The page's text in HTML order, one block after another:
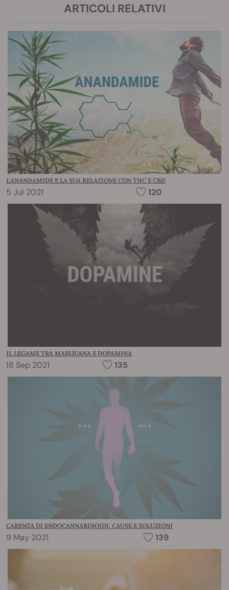
ARTICOLI RELATIVI
L’ANANDAMIDE E LA SUA RELAZIONE CON THC E CBD
5 Jul 2021 120
IL LEGAME TRA MARIJUANA E DOPAMINA
18 Sep 2021 135
CARENZA DI ENDOCANNABINOIDI: CAUSE E SOLUZIONI
9 May 2021 139